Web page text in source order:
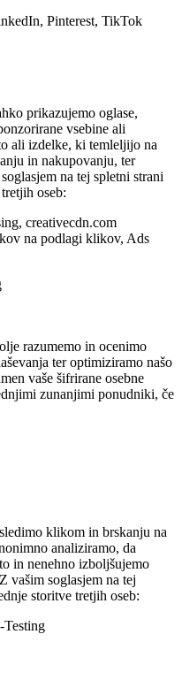
Pinterest, TikTok
prikazujemo oglase,
vsebine ali
ali izdelke, ki temleljijo na
in nakupovanju, ter
na tej spletni strani
oseb:
creativecdn.com
na podlagi klikov, Ads
razumemo in ocenimo
ter optimiziramo našo
vaše šifrirane osebne
zunanjimi ponudniki, če
klikom in brskanju na
analiziramo, da
in nenehno izboljšujemo
vašim soglasjem na tej
storitve tretjih oseb: